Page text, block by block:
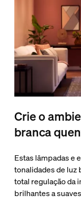
Crie o
branca
Estas lâmpadas e
tonalidades de luz
total regulação da
brilhantes a